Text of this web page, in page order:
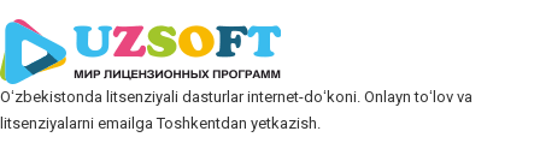
Oʻzbekistonda litsenziyali dasturlar internet-doʻkoni. Onlayn toʻlov va
litsenziyalarni emailga Toshkentdan yetkazish.